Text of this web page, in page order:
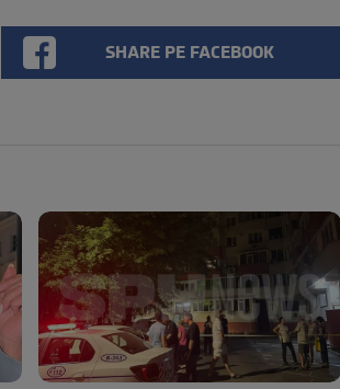
SHARE PE FACEBOOK